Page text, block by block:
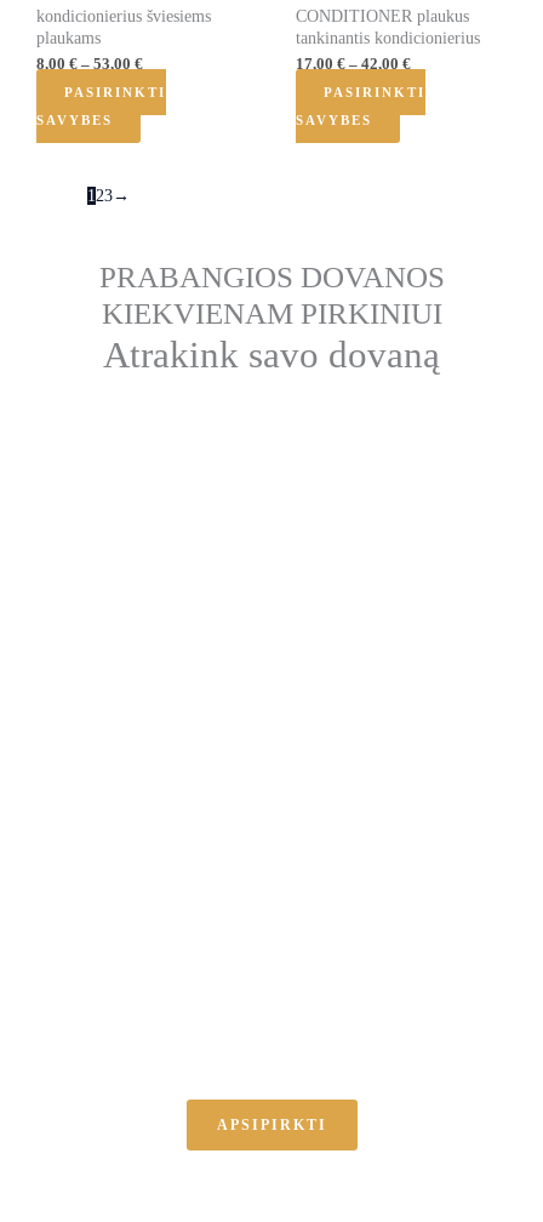
kondicionierius šviesiems
plaukams
8,00 € – 53,00 €
PASIRINKTI
SAVYBES
the
product
page
CONDITIONER plaukus
tankinantis kondicionierius
17,00 € – 42,00 €
PASIRINKTI
SAVYBES
the
product
page
123→
PRABANGIOS DOVANOS
KIEKVIENAM PIRKINIUI
Atrakink savo dovaną
APSIPIRKTI